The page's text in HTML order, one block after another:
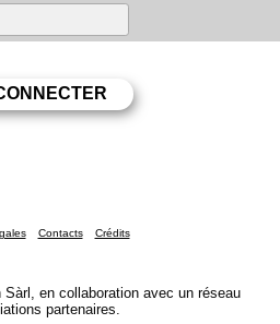
Contacts Crédits
en collaboration avec un réseau
partenaires.